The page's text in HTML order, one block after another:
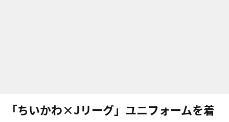
「ちいかわ×Jリーグ」ユニフォームを着